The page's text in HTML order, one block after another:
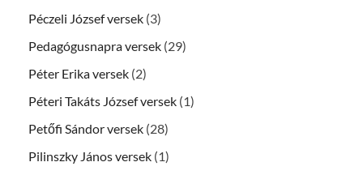
Péczeli József versek (3)
Pedagógusnapra versek (29)
Péter Erika versek (2)
Péteri Takáts József versek (1)
Petőfi Sándor versek (28)
Pilinszky János versek (1)